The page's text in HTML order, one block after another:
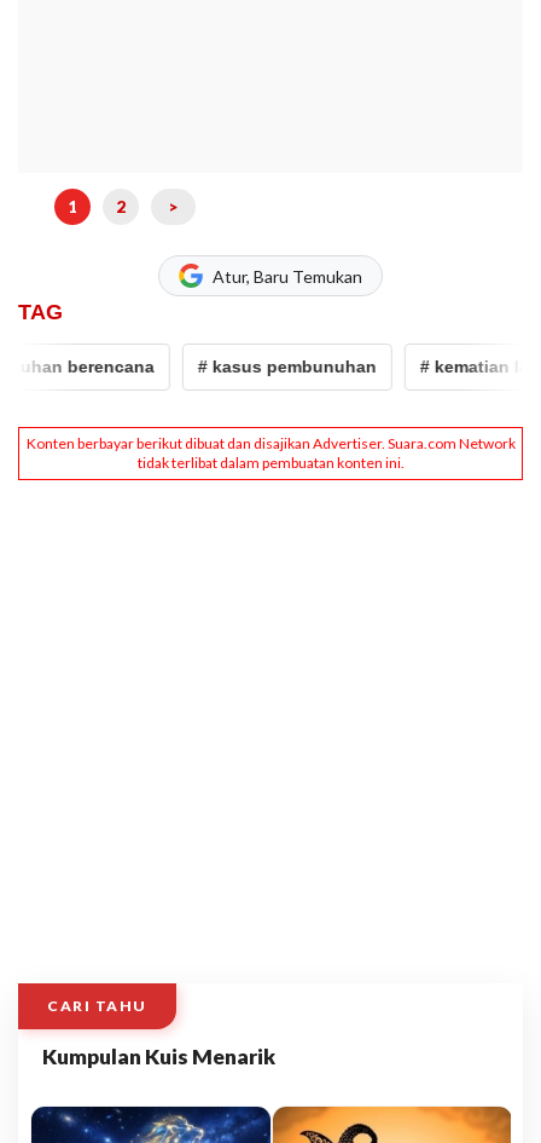
1 2 >
Atur, Baru Temukan
TAG
berencana # kasus pembunuhan # kematian lansia
CARI TAHU
Kumpulan Kuis Menarik